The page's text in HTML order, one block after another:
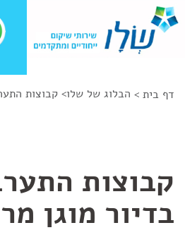
דף בית > הבלוג של שלו> קבוצות
קבוצות
בדיור מוגן